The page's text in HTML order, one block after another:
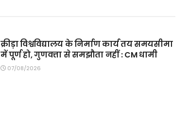
क्रीड़ा विश्वविद्यालय के निर्माण कार्य तय समयसीमा
में पूर्ण हो, गुणवत्ता से समझौता नहीं : CM धामी
07/08/2026